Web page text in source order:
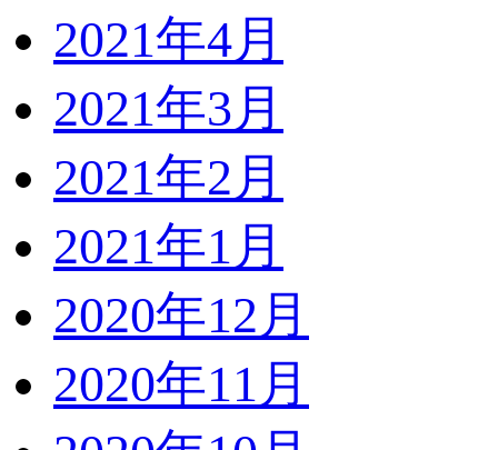
2021年4月
2021年3月
2021年2月
2021年1月
2020年12月
2020年11月